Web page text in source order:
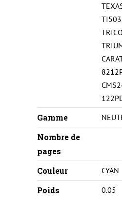
Gamme
Nombre de
pages
Couleur
CYAN
Poids 0.05